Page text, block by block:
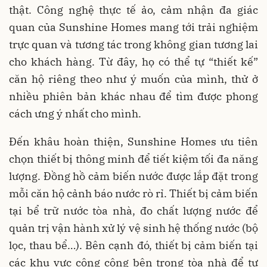
thật. Công nghệ thực tế ảo, cảm nhận đa giác
quan của Sunshine Homes mang tới trải nghiệm
trực quan và tương tác trong không gian tương lai
cho khách hàng. Từ đây, họ có thể tự “thiết kế”
căn hộ riêng theo như ý muốn của mình, thử ở
nhiều phiên bản khác nhau để tìm được phong
cách ưng ý nhất cho mình.
Đến khâu hoàn thiện, Sunshine Homes ưu tiên
chọn thiết bị thông minh để tiết kiệm tối đa năng
lượng. Đồng hồ cảm biến nước được lắp đặt trong
mỗi căn hộ cảnh báo nước rò rỉ. Thiết bị cảm biến
tại bể trữ nước tòa nhà, đo chất lượng nước để
quản trị vận hành xử lý vệ sinh hệ thống nước (bộ
lọc, thau bể…). Bên cạnh đó, thiết bị cảm biến tại
các khu vực công cộng bên trong tòa nhà để tự